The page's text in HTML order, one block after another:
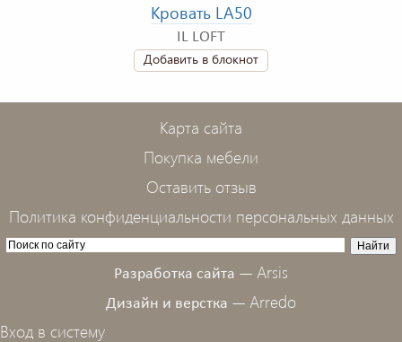
Кровать LA50
IL LOFT
Добавить в блокнот
Карта сайта
Покупка мебели
Оставить отзыв
Политика конфиденциальности персональных данных
Разработка сайта — Arsis
Дизайн и верстка — Arredo
Вход в систему